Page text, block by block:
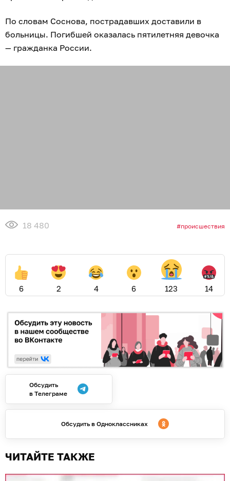
По словам Соснова, пострадавших доставили в
больницы. Погибшей оказалась пятилетняя девочка
— гражданка России.
18 480 происшествия
6 2 4 6 123 14
Обсудить
в Телеграме
Обсудить в Одноклассниках
ЧИТАЙТЕ ТАКЖЕ